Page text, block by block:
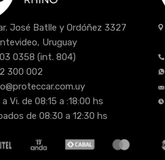
José Batlle y Ordóñez 3327
Uruguay
0358 (int. 804)
300 002
Vi. de 08:15 a :18:00 hs
de 08:30 a 12:30 hs